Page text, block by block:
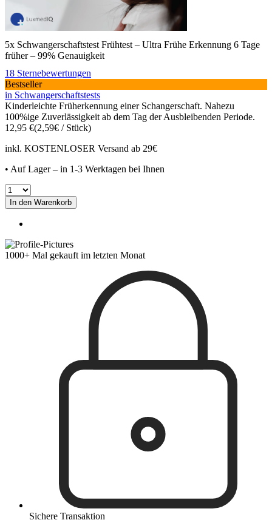
5x Schwangerschaftstest Frühtest – Ultra Frühe Erkennung 6 Tage
früher – 99% Genauigkeit
18 Sternebewertungen
Bestseller
in Schwangerschaftstests
Kinderleichte Früherkennung einer Schangerschaft. Nahezu
100%ige Zuverlässigkeit ab dem Tag der Ausbleibenden Periode.
12,95 €(2,59€ / Stück)
inkl. KOSTENLOSER Versand ab 29€
• Auf Lager – in 1-3 Werktagen bei Ihnen
Anzahl
In den Warenkorb
1000+ Mal gekauft im letzten Monat
Sichere Transaktion